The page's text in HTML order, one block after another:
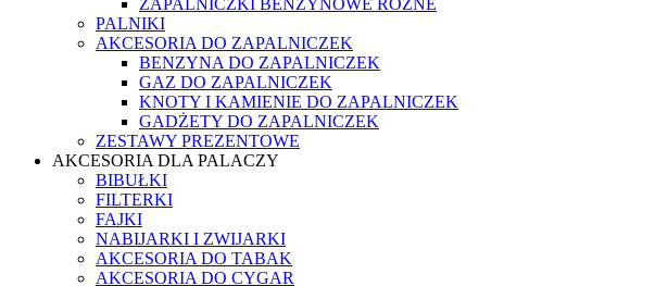
ZAPALNICZKI BENZYNOWE RÓŻNE
PALNIKI
AKCESORIA DO ZAPALNICZEK
BENZYNA DO ZAPALNICZEK
GAZ DO ZAPALNICZEK
KNOTY I KAMIENIE DO ZAPALNICZEK
GADŻETY DO ZAPALNICZEK
ZESTAWY PREZENTOWE
AKCESORIA DLA PALACZY
BIBUŁKI
FILTERKI
FAJKI
NABIJARKI I ZWIJARKI
AKCESORIA DO TABAK
AKCESORIA DO CYGAR